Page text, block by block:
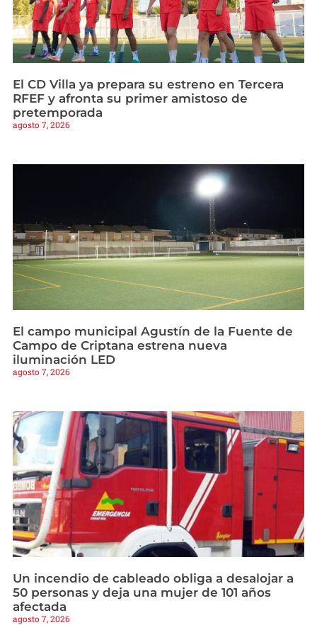
El CD Villa ya prepara su estreno en Tercera
RFEF y afronta su primer amistoso de
pretemporada
agosto 7, 2026
El campo municipal Agustín de la Fuente de
Campo de Criptana estrena nueva
iluminación LED
agosto 7, 2026
Un incendio de cableado obliga a desalojar a
50 personas y deja una mujer de 101 años
afectada
agosto 7, 2026